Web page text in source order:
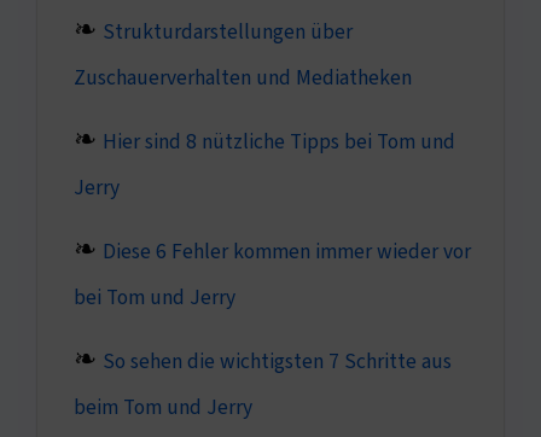
Strukturdarstellungen über
Zuschauerverhalten und Mediatheken
Hier sind 8 nützliche Tipps bei Tom und
Jerry
Diese 6 Fehler kommen immer wieder vor
bei Tom und Jerry
So sehen die wichtigsten 7 Schritte aus
beim Tom und Jerry